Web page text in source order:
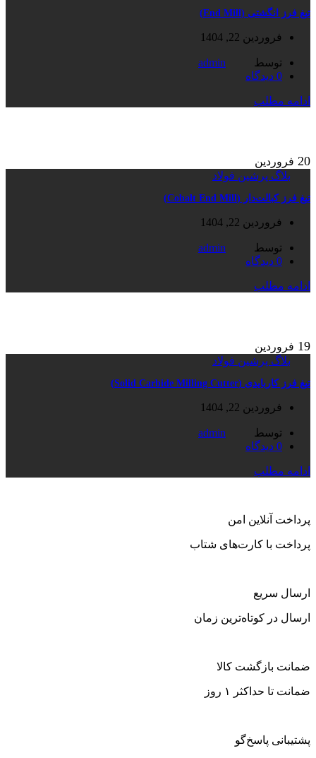
تیغ فرز انگشتی (End Mill)
فروردین 22, 1404
توسط
admin
0 دیدگاه
ادامه مطلب
20 فروردین
بلاگ پرشین فولاد
تیغ فرز کبالت‌دار (Cobalt End Mill)
فروردین 22, 1404
توسط
admin
0 دیدگاه
ادامه مطلب
19 فروردین
بلاگ پرشین فولاد
تیغ فرز کاربایدی (Solid Carbide Milling Cutter)
فروردین 22, 1404
توسط
admin
0 دیدگاه
ادامه مطلب
پرداخت آنلاین امن
پرداخت با کارت‌های شتاب
ارسال سریع
ارسال در کوتاه‌ترین زمان
ضمانت بازگشت کالا
ضمانت تا حداکثر ۱ روز
پشتیبانی پاسخ‌گو